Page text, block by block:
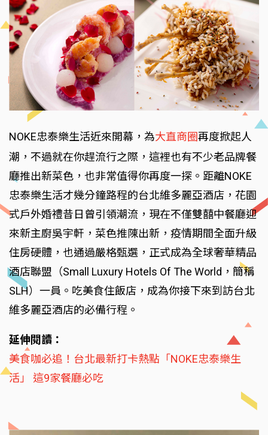
NOKE忠泰樂生活近來開幕，為大直商圈再度掀起人
潮，不過就在你趕流行之際，這裡也有不少老品牌餐
廳推出新菜色，也非常值得你再度一探。距離NOKE
忠泰樂生活才幾分鐘路程的台北維多麗亞酒店，花園
式戶外婚禮昔日曾引領潮流，現在不僅雙囍中餐廳迎
來新主廚吳宇軒，菜色推陳出新，疫情期間全面升級
住房硬體，也通過嚴格甄選，正式成為全球奢華精品
酒店聯盟（Small Luxury Hotels Of The World，簡稱
SLH）一員。吃美食住飯店，成為你接下來到訪台北
維多麗亞酒店的必備行程。
延伸閱讀：
美食咖必追！台北最新打卡熱點「NOKE忠泰樂生
活」 這9家餐廳必吃